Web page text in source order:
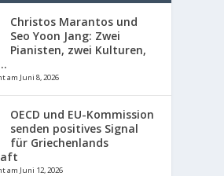
Christos Marantos und
Seo Yoon Jang: Zwei
Pianisten, zwei Kulturen,
am Juni 8, 2026
OECD und EU-Kommission
senden positives Signal
für Griechenlands
am Juni 12, 2026